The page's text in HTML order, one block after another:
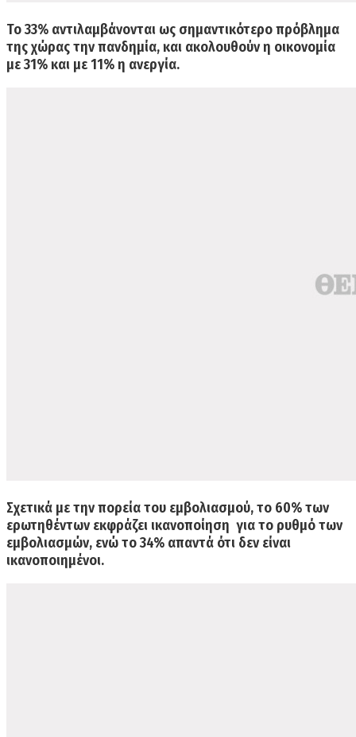
Το33% αντιλαμβάνονται ως σημαντικότερο πρόβλημα
της χώρας την πανδημία, και ακολουθούν η οικονομία
με 31% και με 11% η ανεργία.
Σχετικά με την πορεία του εμβολιασμού,το 60% των
ερωτηθέντων εκφράζει ικανοποίηση για το ρυθμό των
εμβολιασμών, ενώ το 34% απαντά ότι δεν είναι
ικανοποιημένοι.